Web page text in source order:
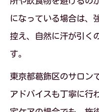
になっている場合は、
控え、自然に汗が引く
す。
東京都葛飾区のサロン
アドバイスも丁寧に行